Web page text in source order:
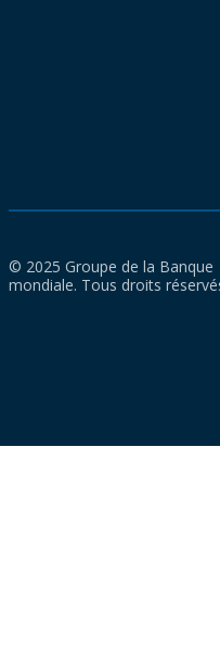
© 2025 Groupe de la Banque
mondiale. Tous droits